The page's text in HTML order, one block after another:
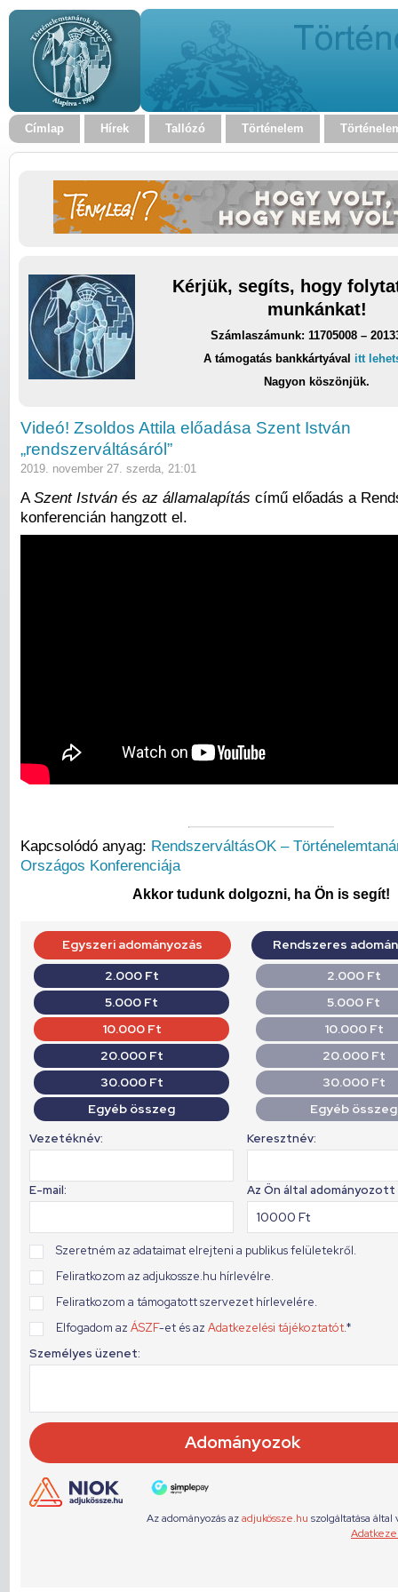
Címlap Hírek Tallózó Történelem
Kérjük, segíts, hogy
munkánkat!
Számlaszámunk: 11705008 –
A támogatás bankkártyával itt
Nagyon köszönjük.
Videó! Zsoldos Attila előadása Szent István
„rendszerváltásáról”
2019. november 27. szerda, 21:01
A Szent István és az államalapítás című előadás a
konferencián hangzott el.
Kapcsolódó anyag: RendszerváltásOK –
Országos Konferenciája
Akkor tudunk dolgozni, ha Ön is segít!